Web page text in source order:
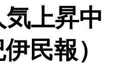
気上昇
民報）